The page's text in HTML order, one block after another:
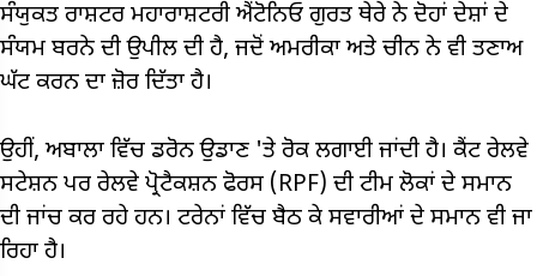
ਸੰਯੁਕਤ ਰਾਸ਼ਟਰ ਮਹਾਰਾਸ਼ਟਰੀ ਐਂਟੋਨਿਓ ਗੁਰਤ ਥੇਰੇ ਨੇ ਦੋਹਾਂ ਦੇਸ਼ਾਂ ਦੇ
ਸੰਯਮ ਬਰਨੇ ਦੀ ਉਪੀਲ ਦੀ ਹੈ, ਜਦੋਂ ਅਮਰੀਕਾ ਅਤੇ ਚੀਨ ਨੇ ਵੀ ਤਣਾਅ
ਘੱਟ ਕਰਨ ਦਾ ਜ਼ੋਰ ਦਿੱਤਾ ਹੈ।
ਉਹੀਂ, ਅਬਾਲਾ ਵਿੱਚ ਡਰੋਨ ਉਡਾਣ 'ਤੇ ਰੋਕ ਲਗਾਈ ਜਾਂਦੀ ਹੈ। ਕੈਂਟ ਰੇਲਵੇ
ਸਟੇਸ਼ਨ ਪਰ ਰੇਲਵੇ ਪ੍ਰੋਟੈਕਸ਼ਨ ਫੋਰਸ (RPF) ਦੀ ਟੀਮ ਲੋਕਾਂ ਦੇ ਸਮਾਨ
ਦੀ ਜਾਂਚ ਕਰ ਰਹੇ ਹਨ। ਟਰੇਨਾਂ ਵਿੱਚ ਬੈਠ ਕੇ ਸਵਾਰੀਆਂ ਦੇ ਸਮਾਨ ਵੀ ਜਾ
ਰਿਹਾ ਹੈ।